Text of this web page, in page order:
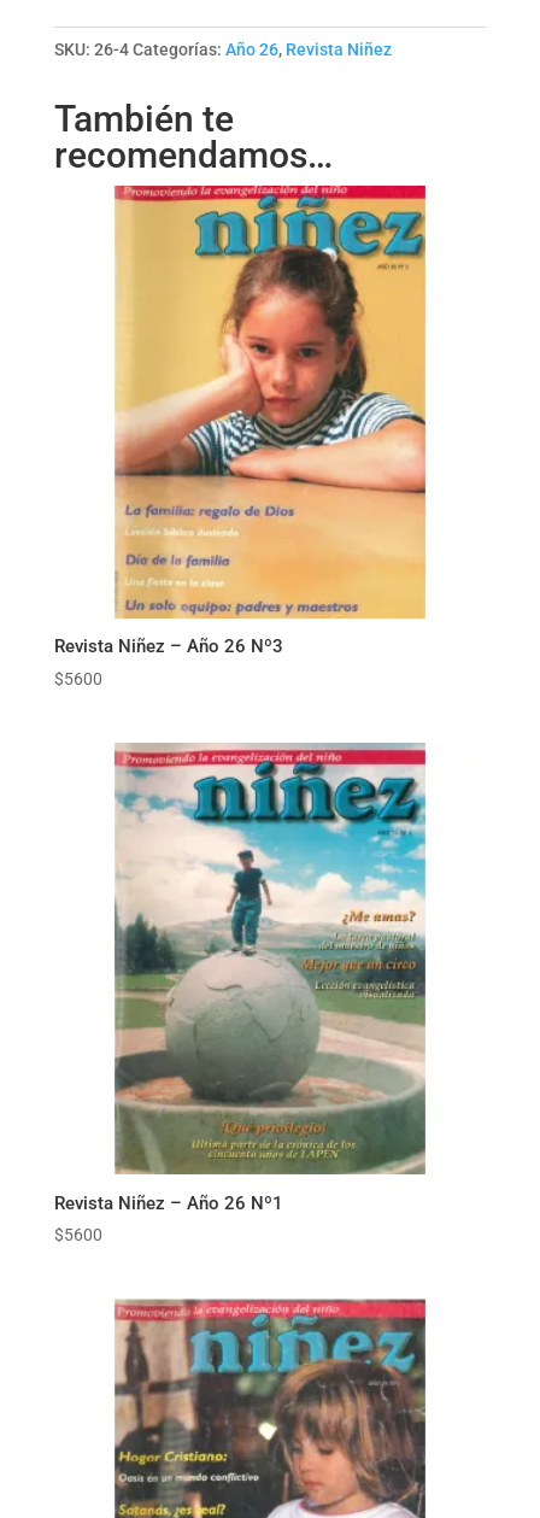
Año
26
cantidad
SKU: 26-4 Categorías: Año 26, Revista Niñez
También te
recomendamos…
Revista Niñez – Año 26 Nº3
$5600
Revista Niñez – Año 26 Nº1
$5600